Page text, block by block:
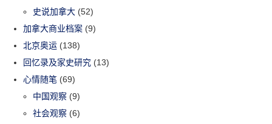
史说加拿大 (52)
加拿大商业档案 (9)
北京奥运 (138)
回忆录及家史研究 (13)
心情随笔 (69)
中国观察 (9)
社会观察 (6)